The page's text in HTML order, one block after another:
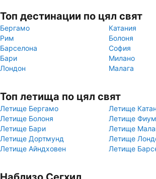
Топ дестинации по цял свят
Бергамо
Катания
Рим
Болоня
Барселона
София
Бари
Милано
Лондон
Малага
Топ летища по цял свят
Летище Бергамо
Летище
Летище Болоня
Летище
Летище Бари
Летище
Летище Дортмунд
Летище
Летище Айндховен
Летище